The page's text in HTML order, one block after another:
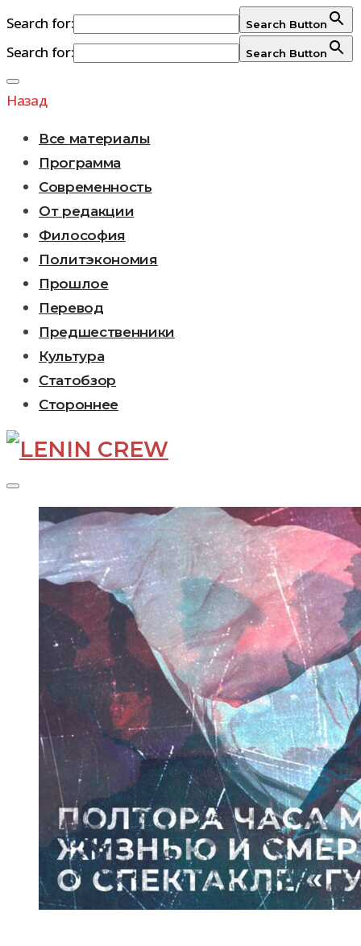
Search for: Search Button
Search for: Search Button
Перейти
к
Назад
Все материалы
Программа
Современность
От редакции
Философия
Политэкономия
Прошлое
Перевод
Предшественники
Культура
Статобзор
Стороннее
Рубрика:
Культура